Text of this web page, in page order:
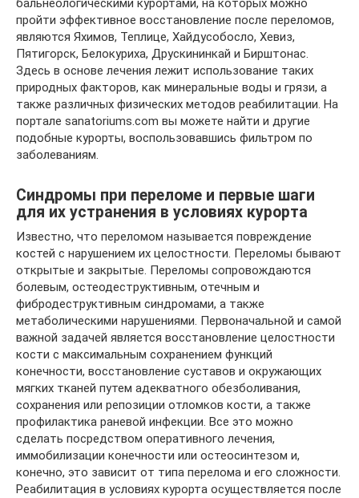
бальнеологическими курортами, на которых можно
пройти эффективное восстановление после переломов,
являются Яхимов, Теплице, Хайдусобосло, Хевиз,
Пятигорск, Белокуриха, Друскининкай и Бирштонас.
Здесь в основе лечения лежит использование таких
природных факторов, как минеральные воды и грязи, а
также различных физических методов реабилитации. На
портале sanatoriums.com вы можете найти и другие
подобные курорты, воспользовавшись фильтром по
заболеваниям.
Синдромы при переломе и первые шаги
для их устранения в условиях курорта
Известно, что переломом называется повреждение
костей с нарушением их целостности. Переломы бывают
открытые и закрытые. Переломы сопровождаются
болевым, остеодеструктивным, отечным и
фибродеструктивным синдромами, а также
метаболическими нарушениями. Первоначальной и самой
важной задачей является восстановление целостности
кости с максимальным сохранением функций
конечности, восстановление суставов и окружающих
мягких тканей путем адекватного обезболивания,
сохранения или репозиции отломков кости, а также
профилактика раневой инфекции. Все это можно
сделать посредством оперативного лечения,
иммобилизации конечности или остеосинтезом и,
конечно, это зависит от типа перелома и его сложности.
Реабилитация в условиях курорта осуществляется после